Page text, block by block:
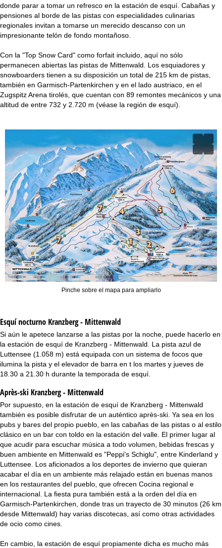
donde parar a tomar un refresco en la estación de esquí. Cabañas y
pensiones al borde de las pistas con especialidades culinarias
regionales invitan a tomarse un merecido descanso con un
impresionante telón de fondo montañoso.
Con la "Top Snow Card" como forfait incluido, aquí no sólo
permanecen abiertas las pistas de Mittenwald. Los esquiadores y
snowboarders tienen a su disposición un total de 215 km de pistas,
también en Garmisch-Partenkirchen y en el lado austriaco, en el
Zugspitz Arena tirolés, que cuentan con 89 remontes mecánicos y una
altitud de entre 732 y 2.720 m (véase la región de esquí).
Pinche sobre el mapa para ampliarlo
Esquí nocturno Kranzberg - Mittenwald
Si aún le apetece lanzarse a las pistas por la noche, puede hacerlo en
la estación de esquí de Kranzberg - Mittenwald. La pista azul de
Luttensee (1.058 m) está equipada con un sistema de focos que
ilumina la pista y el elevador de barra en t los martes y jueves de
18.30 a 21.30 h durante la temporada de esquí.
Après-ski Kranzberg - Mittenwald
Por supuesto, en la estación de esquí de Kranzberg - Mittenwald
también es posible disfrutar de un auténtico après-ski. Ya sea en los
pubs y bares del propio pueblo, en las cabañas de las pistas o al estilo
clásico en un bar con toldo en la estación del valle. El primer lugar al
que acudir para escuchar música a todo volumen, bebidas frescas y
buen ambiente en Mittenwald es "Peppi's Schiglu", entre Kinderland y
Luttensee. Los aficionados a los deportes de invierno que quieran
acabar el día en un ambiente más relajado están en buenas manos
en los restaurantes del pueblo, que ofrecen Cocina regional e
internacional. La fiesta pura también está a la orden del día en
Garmisch-Partenkirchen, donde tras un trayecto de 30 minutos (26 km
desde Mittenwald) hay varias discotecas, así como otras actividades
de ocio como cines.
En cambio, la estación de esquí propiamente dicha es mucho más